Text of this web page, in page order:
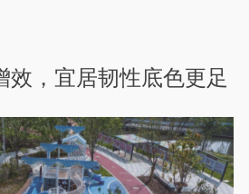
效，宜居韧性底色更足